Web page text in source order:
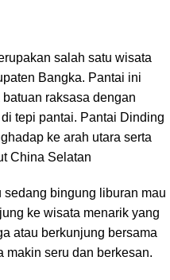
salah satu wisata
Bangka. Pantai ini
raksasa dengan
tepi pantai. Pantai Dinding
ke arah utara serta
China Selatan
bingung liburan mau
ke wisata menarik yang
atau berkunjung bersama
makin seru dan berkesan.